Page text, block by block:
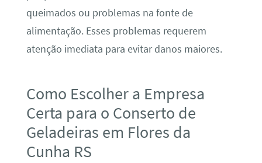
queimados ou problemas na fonte de
alimentação. Esses problemas requerem
atenção imediata para evitar danos maiores.
Como Escolher a Empresa
Certa para o Conserto de
Geladeiras em Flores da
Cunha RS